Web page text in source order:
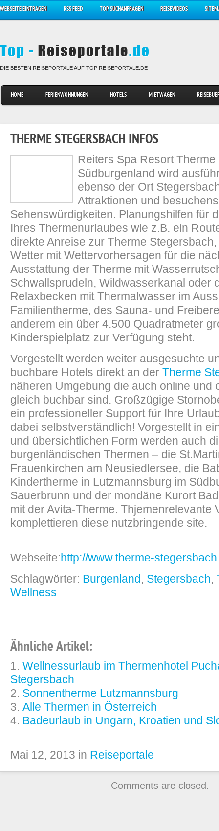
WEBSEITE EINTRAGEN RSS FEED TOP SUCHANFRAGEN REISEVIDEOS
DIE BESTEN REISEPORTALE AUF TOP REISEPORTALE.DE
HOME FERIENWOHNUNGEN HOTELS MIETWAGEN
THERME STEGERSBACH INFOS
Reiters Spa Resort
Südburgenland wird
ebenso der Ort
Attraktionen und
Sehenswürdigkeiten. Planungshilfen für
Ihres Thermenurlaubes wie z.B. ein
direkte Anreise zur Therme
Wetter mit Wettervorhersagen für die
Ausstattung der Therme mit
Schwallsprudeln, Wildwasserkanal oder
Relaxbecken mit Thermalwasser im
Familientherme, des Sauna- und
anderem ein über 4.500 Quadratmeter
Kinderspielplatz zur Verfügung steht.
Vorgestellt werden weiter ausgesuchte
buchbare Hotels direkt an der Therme
näheren Umgebung die auch online und
gleich buchbar sind. Großzügige
ein professioneller Support für Ihre
dabei selbstverständlich! Vorgestellt in
und übersichtlichen Form werden auch
burgenländischen Thermen – die
Frauenkirchen am Neusiedlersee, die
Kindertherme in Lutzmannsburg im
Sauerbrunn und der mondäne Kurort
mit der Avita-Therme. Thjemenrelevante
komplettieren diese nutzbringende site.
Webseite:http://www.therme-
Schlagwörter: Burgenland, Stegersbach,
Wellness
Ähnliche Artikel:
Wellnessurlaub im Thermenhotel
Stegersbach
Sonnentherme Lutzmannsburg
Alle Thermen in Österreich
Badeurlaub in Ungarn, Kroatien und
Mai 12, 2013 in Reiseportale
Comments are closed.